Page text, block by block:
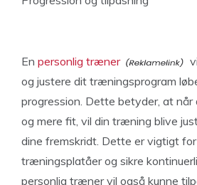
En personlig træner
og justere dit træningsprogram
progression. Dette betyder, at
og mere fit, vil din træning blive
dine fremskridt. Dette er vigtigt
træningsplatåer og sikre
personlig træner vil også kunne